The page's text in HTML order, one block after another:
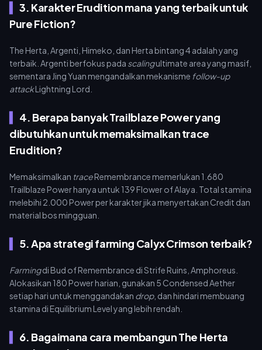
3. Karakter Erudition mana yang terbaik untuk
Pure Fiction?
The Herta, Argenti, Himeko, dan Herta bintang 4 adalah yang
terbaik. Argenti berfokus pada scalingultimate area yang masif,
sementara Jing Yuan mengandalkan mekanisme follow-up
attackLightning Lord.
4. Berapa banyak Trailblaze Power yang
dibutuhkan untuk memaksimalkan trace
Erudition?
Memaksimalkan traceRemembrance memerlukan 1.680
Trailblaze Power hanya untuk 139 Flower of Alaya. Total stamina
melebihi 2.000 Power per karakter jika menyertakan Credit dan
material bos mingguan.
5. Apa strategi farming Calyx Crimson terbaik?
Farmingdi Bud of Remembrance di Strife Ruins, Amphoreus.
Alokasikan 180 Power harian, gunakan 5 Condensed Aether
setiap hari untuk menggandakan drop, dan hindari membuang
stamina di Equilibrium Level yang lebih rendah.
6. Bagaimana cara membangun The Herta